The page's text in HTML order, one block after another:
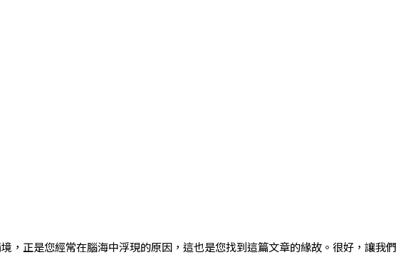
正是您經常在腦海中浮現的原因，這也是您找到這篇文章的緣故。很好，讓我們